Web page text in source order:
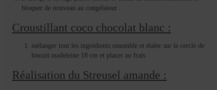
bloquer de nouveau au congélateur .
Croustillant coco chocolat blanc :
mélanger tout les ingrédients ensemble et étaler sur le cercle de
biscuit madeleine 18 cm et placer au frais
Réalisation du Streusel amande :